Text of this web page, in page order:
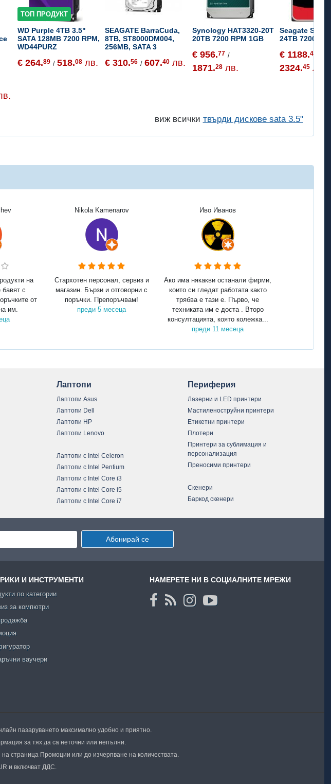
ТОП ПРОДУКТ
WD Purple 4TB 3.5"
SATA 128MB 7200 RPM,
WD44PURZ
€ 264.89 /518.08 лв.
SEAGATE BarraCuda,
8TB, ST8000DM004,
256MB, SATA 3
€ 310.56 /607.40 лв.
Synology HAT3320-20T
20TB 7200 RPM 1GB
€ 956.77 /
1871.28 лв.
Seagate
24TB 7200
€ 1188.47
2324.45 лв.
виж всички твърди дискове sata 3.5"
на
бавят с
от
им.
Nikola Kamenarov
Стархотен персонал, сервиз и
магазин. Бързи и отговорни с
поръчки. Препоръчвам!
преди 5 месеца
Иво Иванов
Ако има някакви останали фирми,
които си гледат работата както
трябва е тази е. Първо, че
техниката им е доста . Второ
консултацията, която колежка...
преди 11 месеца
Лаптопи
Лаптопи Asus
Лаптопи Dell
Лаптопи HP
Лаптопи Lenovo
Лаптопи с Intel Celeron
Лаптопи с Intel Pentium
Лаптопи с Intel Core i3
Лаптопи с Intel Core i5
Лаптопи с Intel Core i7
Периферия
Лазерни и LED принтери
Мастиленоструйни принтери
Етикетни принтери
Плотери
Принтери за сублимация и
персонализация
Преносими принтери
Скенери
Баркод скенери
Абонирай се
И ИНСТРУМЕНТИ
по категории
за компютри
ваучери
НАМЕРЕТЕ НИ В СОЦИАЛНИТЕ МРЕЖИ
пазаруването максимално удобно и приятно.
за тях да са неточни или непълни.
страница Промоции или до изчерпване на количествата.
и включват ДДС.